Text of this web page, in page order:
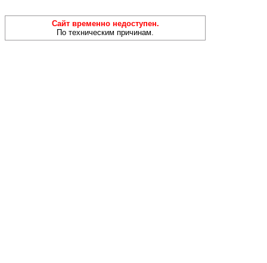
Сайт временно недоступен.
По техническим причинам.